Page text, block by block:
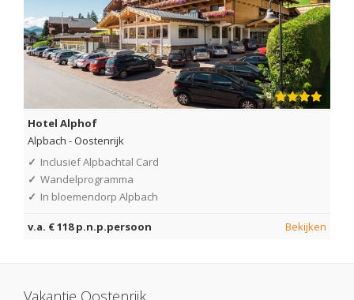
Hotel Alphof
Alpbach -Oostenrijk
✓ Inclusief Alpbachtal Card
✓ Wandelprogramma
✓ In bloemendorp Alpbach
v.a. € 118 p.n.p.persoon Bekijken
Vakantie Oostenrijk